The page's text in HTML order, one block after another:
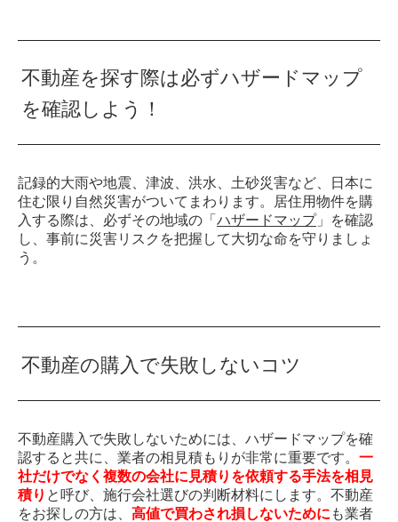
不動産を探す際は必ずハザードマップ
を確認しよう！
記録的大雨や地震、津波、洪水、土砂災害など、日本に
住む限り自然災害がついてまわります。居住用物件を購
入する際は、必ずその地域の「 ハザードマップ」を確認
し、事前に災害リスクを把握して大切な命を守りましょ
う。
不動産の購入で失敗しないコツ
不動産購入で失敗しないためには、ハザードマップを確
認すると共に、業者の相見積もりが非常に重要です。 一
社だけでなく複数の会社に見積りを依頼する手法を相見
積り と呼び、施行会社選びの判断材料にします。不動産
をお探しの方は、 高値で買わされ損しないために も業者